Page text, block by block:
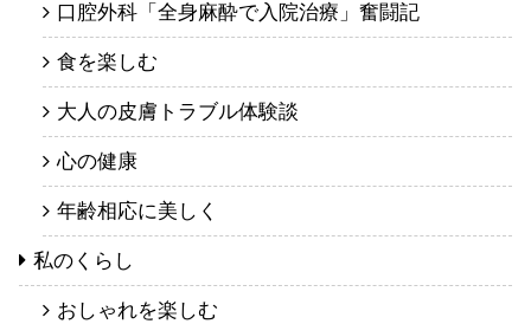
口腔外科「全身麻酔で入院治療」奮闘記
食を楽しむ
大人の皮膚トラブル体験談
心の健康
年齢相応に美しく
私のくらし
おしゃれを楽しむ